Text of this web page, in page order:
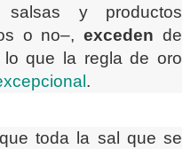
y productos
o no–,exceden de
que la regla de oro
.
toda la sal que se